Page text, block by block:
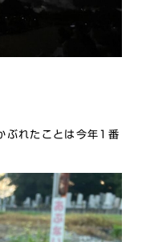
ぶれたことは今年1番